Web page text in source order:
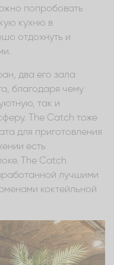
попробовать
кухню в
отдохнуть и
два его зала
благодаря чему
так и
The Catch тоже
для приготовления
есть
The Catch
лучшими
коктейльной